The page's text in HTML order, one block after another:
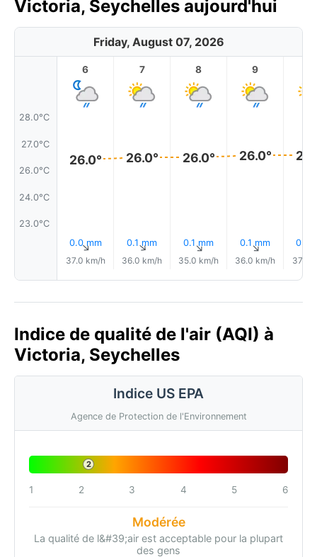
Victoria, Seychelles aujourd'hui
Friday, August 07, 2026
28.0°C
27.0°C
26.0°C
24.0°C
23.0°C
6
26.0°
0.0 mm
↑
37.0 km/h
7
26.0°
0.1 mm
↑
36.0 km/h
8
26.0°
0.1 mm
↑
35.0 km/h
9
26.0°
0.1 mm
↑
36.0 km/h
0.0
37.0
Indice de qualité de l'air (AQI) à
Victoria, Seychelles
Indice US EPA
Agence de Protection de l'Environnement
2
1 2 3 4 5 6
Modérée
La qualité de l&#39;air est acceptable pour la plupart
des gens